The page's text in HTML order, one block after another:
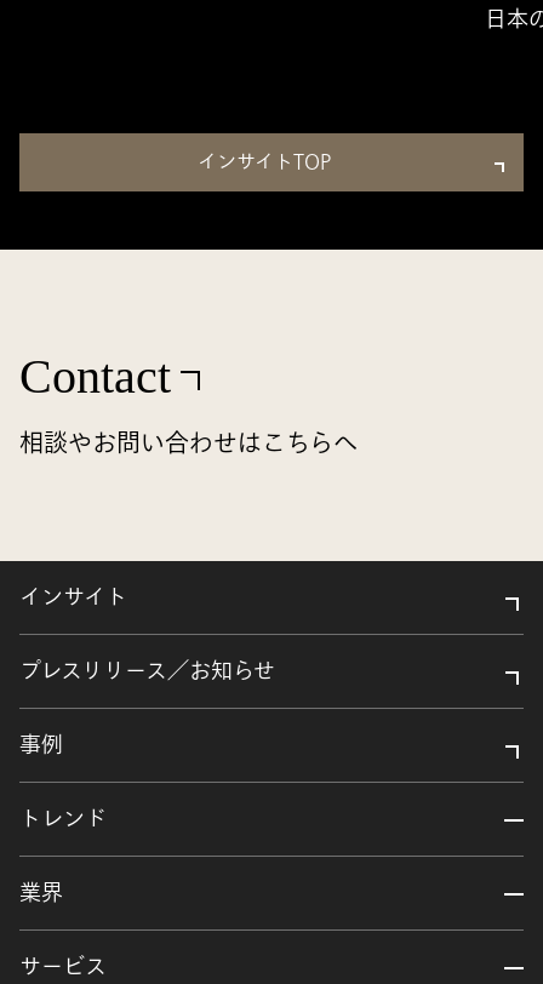
日本
インサイトTOP
Contact
相談やお問い合わせはこちらへ
インサイト
プレスリリース／お知らせ
事例
トレンド
業界
サービス